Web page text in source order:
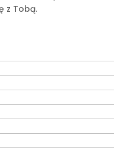
z Tobą.